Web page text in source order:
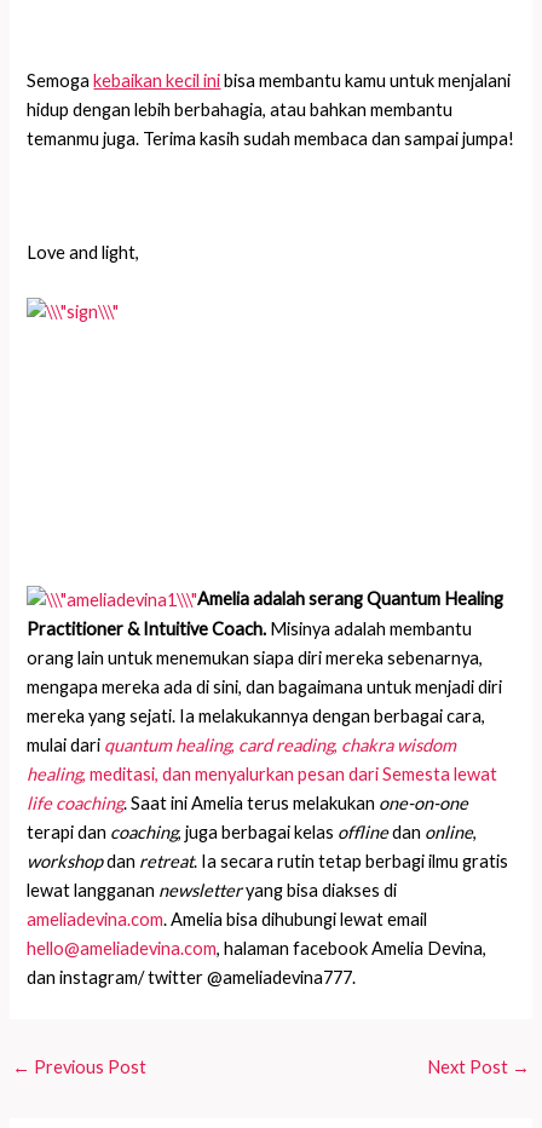
Semogakebaikan kecil inibisa membantu kamu untuk menjalani
hidup dengan lebih berbahagia, atau bahkan membantu
temanmu juga. Terima kasih sudah membaca dan sampai jumpa!
Love and light,
Amelia adalah serang Quantum Healing
Practitioner & Intuitive Coach. Misinya adalah membantu
orang lain untuk menemukan siapa diri mereka sebenarnya,
mengapa mereka ada di sini, dan bagaimana untuk menjadi diri
mereka yang sejati. Ia melakukannya dengan berbagai cara,
mulai dari quantum healing, card reading, chakra wisdom
healing, meditasi, dan menyalurkan pesan dari Semesta lewat
life coaching. Saat ini Amelia terus melakukan one-on-one
terapi dan coaching, juga berbagai kelas offlinedan online,
workshopdan retreat. Ia secara rutin tetap berbagi ilmu gratis
lewat langganan newsletteryang bisa diakses di
ameliadevina.com. Amelia bisa dihubungi lewat email
hello@ameliadevina.com, halaman facebook Amelia Devina,
dan instagram/ twitter @ameliadevina777.
← Previous Post Next Post →